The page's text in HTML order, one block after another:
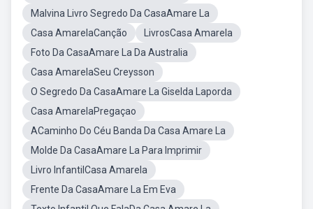
Malvina Livro Segredo Da CasaAmare La
Casa AmarelaCanção
LivrosCasa Amarela
Foto Da CasaAmare La Da Australia
Casa AmarelaSeu Creysson
O Segredo Da CasaAmare La Giselda Laporda
Casa AmarelaPregaçao
ACaminho Do Céu Banda Da Casa Amare La
Molde Da CasaAmare La Para Imprimir
Livro InfantilCasa Amarela
Frente Da CasaAmare La Em Eva